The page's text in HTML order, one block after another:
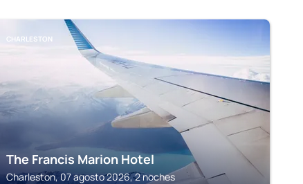
CHARLESTON
The Francis Marion Hotel
Charleston, 07 agosto 2026, 2 noches